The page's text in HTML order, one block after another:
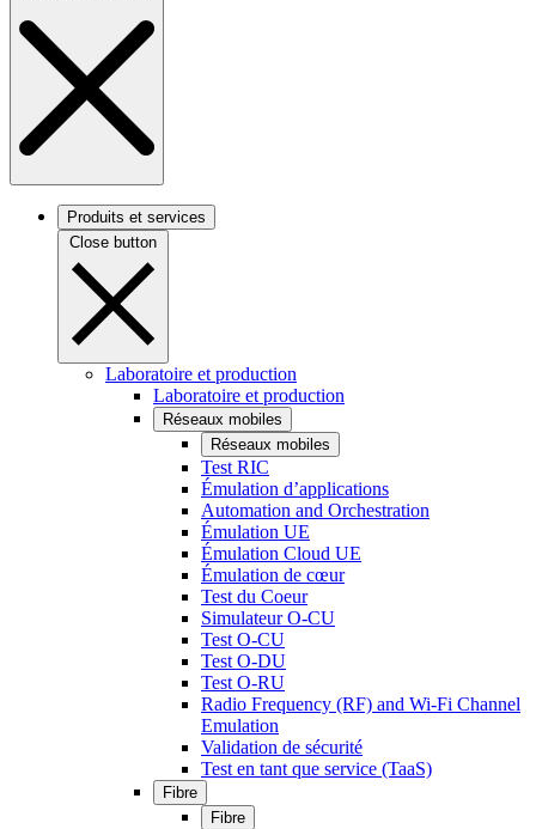
Produits et services
Close button
Laboratoire et production
Laboratoire et production
Réseaux mobiles
Réseaux mobiles
Test RIC
Émulation d’applications
Automation and Orchestration
Émulation UE
Émulation Cloud UE
Émulation de cœur
Test du Coeur
Simulateur O-CU
Test O-CU
Test O-DU
Test O-RU
Radio Frequency (RF) and Wi-Fi Channel
Emulation
Validation de sécurité
Test en tant que service (TaaS)
Fibre
Fibre